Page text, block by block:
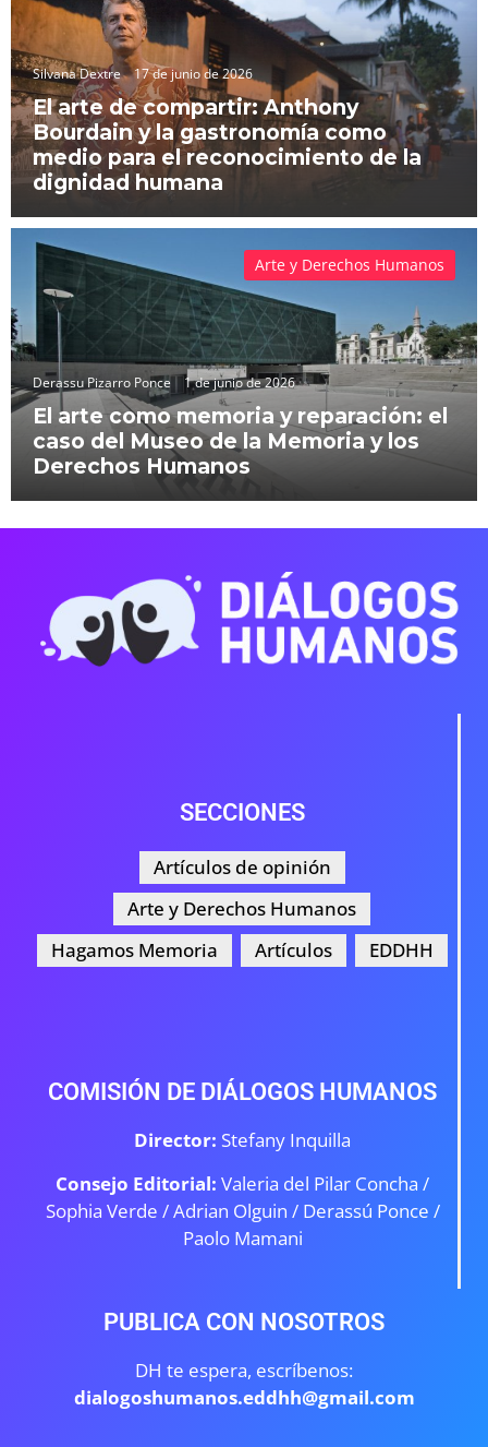
Silvana Dextre 17 de junio de 2026
El arte de compartir: Anthony
Bourdain y la gastronomía como
medio para el reconocimiento de la
dignidad humana
Derassu Pizarro Ponce 1 de junio de 2026
El arte como memoria y reparación: el
caso del Museo de la Memoria y los
Derechos Humanos
Arte y Derechos Humanos
SECCIONES
Artículos de opinión
Arte y Derechos Humanos
Hagamos Memoria
Artículos EDDHH
COMISIÓN DE DIÁLOGOS HUMANOS
Director: Stefany Inquilla
Consejo Editorial: Valeria del Pilar Concha /
Sophia Verde /Adrian Olguin / Derassú Ponce /
Paolo Mamani
PUBLICA CON NOSOTROS
DH te espera, escríbenos:
dialogoshumanos.eddhh@gmail.com